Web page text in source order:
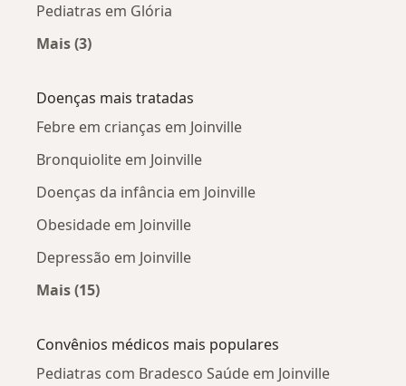
Pediatras em Glória
Mais (3)
Doenças mais tratadas
Febre em crianças em Joinville
Bronquiolite em Joinville
Doenças da infância em Joinville
Obesidade em Joinville
Depressão em Joinville
Mais (15)
Convênios médicos mais populares
Pediatras com Bradesco Saúde em Joinville